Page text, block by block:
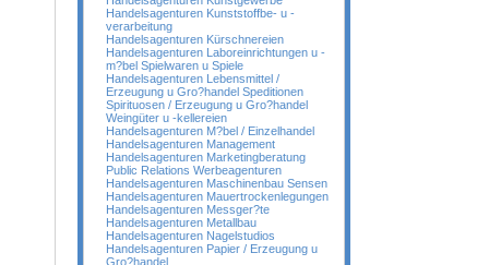
Handelsagenturen Kunststoffbe- u -
verarbeitung
Handelsagenturen Kürschnereien
Handelsagenturen Laboreinrichtungen u -
m?bel Spielwaren u Spiele
Handelsagenturen Lebensmittel /
Erzeugung u Gro?handel Speditionen
Spirituosen / Erzeugung u Gro?handel
Weingüter u -kellereien
Handelsagenturen M?bel / Einzelhandel
Handelsagenturen Management
Handelsagenturen Marketingberatung
Public Relations Werbeagenturen
Handelsagenturen Maschinenbau Sensen
Handelsagenturen Mauertrockenlegungen
Handelsagenturen Messger?te
Handelsagenturen Metallbau
Handelsagenturen Nagelstudios
Handelsagenturen Papier / Erzeugung u
Gro?handel